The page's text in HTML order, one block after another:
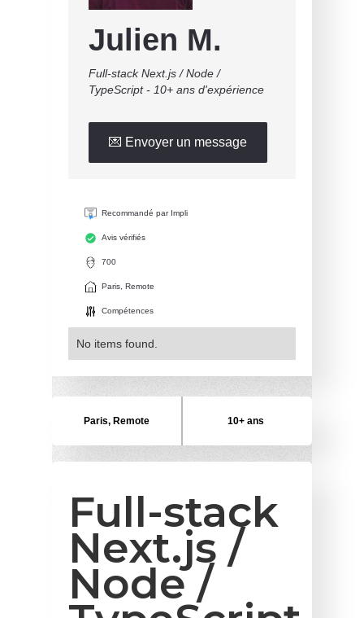
Julien M.
Full-stack Next.js / Node /
TypeScript - 10+ ans d'expérience
💌 Envoyer un message
Recommandé par Impli
Avis vérifiés
700
Paris, Remote
Compétences
No items found.
Paris, Remote 10+ ans
Full-stack
Next.js /
Node /